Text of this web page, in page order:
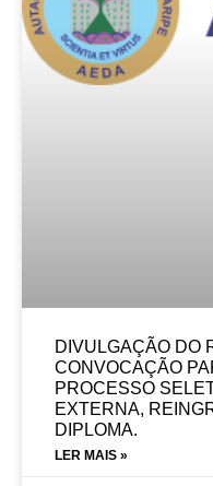
DIVULGAÇÃO DO
CONVOCAÇÃO
PROCESSO
EXTERNA,
DIPLOMA.
LER MAIS »